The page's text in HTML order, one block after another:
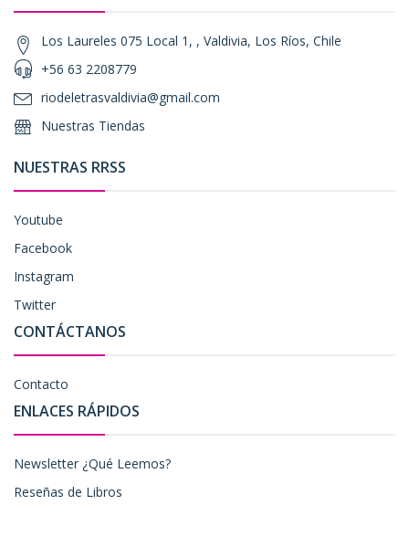
Los Laureles 075 Local 1, , Valdivia, Los Ríos, Chile
+56 63 2208779
riodeletrasvaldivia@gmail.com
Nuestras Tiendas
NUESTRAS RRSS
Youtube
Facebook
Instagram
Twitter
CONTÁCTANOS
Contacto
ENLACES RÁPIDOS
Newsletter ¿Qué Leemos?
Reseñas de Libros